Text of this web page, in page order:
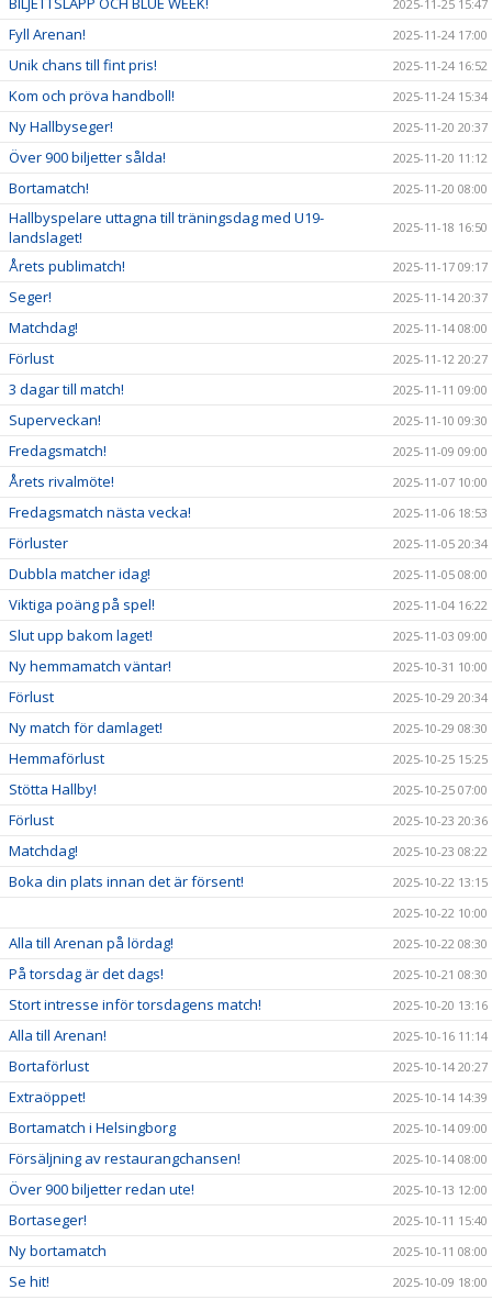
2025-11-25 15:47
Fyll Arenan! 2025-11-24 17:00
Unik chans till fint pris! 2025-11-24 16:52
Kom och pröva handboll! 2025-11-24 15:34
Ny Hallbyseger! 2025-11-20 20:37
Över 900 biljetter sålda! 2025-11-20 11:12
Bortamatch! 2025-11-20 08:00
Hallbyspelare uttagna till träningsdag med U19-
landslaget!
2025-11-18 16:50
Årets publimatch! 2025-11-17 09:17
Seger! 2025-11-14 20:37
Matchdag! 2025-11-14 08:00
Förlust 2025-11-12 20:27
3 dagar till match! 2025-11-11 09:00
Superveckan! 2025-11-10 09:30
Fredagsmatch! 2025-11-09 09:00
Årets rivalmöte! 2025-11-07 10:00
Fredagsmatch nästa vecka! 2025-11-06 18:53
Förluster 2025-11-05 20:34
Dubbla matcher idag! 2025-11-05 08:00
Viktiga poäng på spel! 2025-11-04 16:22
Slut upp bakom laget! 2025-11-03 09:00
Ny hemmamatch väntar! 2025-10-31 10:00
Förlust 2025-10-29 20:34
Ny match för damlaget! 2025-10-29 08:30
Hemmaförlust 2025-10-25 15:25
Stötta Hallby! 2025-10-25 07:00
Förlust 2025-10-23 20:36
Matchdag! 2025-10-23 08:22
Boka din plats innan det är försent!
2025-10-22 13:15
2025-10-22 10:00
Alla till Arenan på lördag! 2025-10-22 08:30
På torsdag är det dags! 2025-10-21 08:30
Stort intresse inför torsdagens match! 2025-10-20 13:16
Alla till Arenan! 2025-10-16 11:14
Bortaförlust 2025-10-14 20:27
Extraöppet! 2025-10-14 14:39
Bortamatch i Helsingborg 2025-10-14 09:00
Försäljning av restaurangchansen! 2025-10-14 08:00
Över 900 biljetter redan ute! 2025-10-13 12:00
Bortaseger! 2025-10-11 15:40
Ny bortamatch 2025-10-11 08:00
Se hit! 2025-10-09 18:00